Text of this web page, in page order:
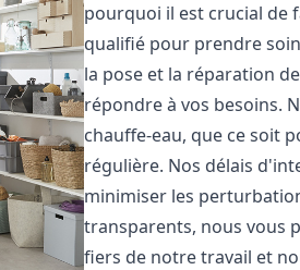
pourquoi il est crucial de
qualifié pour prendre
la pose et la réparation
répondre à vos besoins.
chauffe-eau, que ce soit
régulière. Nos délais
minimiser les
transparents, nous vous
fiers de notre travail et